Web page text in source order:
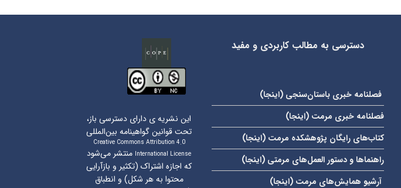
دسترسی به مطالب کاربردی و مفید
فصلنامه خبری باستان‌سنجی (اینجا)
فصلنامه خبری مرمت (اینجا)
کتاب‌های رایگان پژوهشکده مرمت (اینجا)
راهنماها و دستور العمل‌های مرمتی (اینجا)
آرشیو همایش‌های مرمت (اینجا)
این نشریه ی دارای دسترسی باز،
تحت قوانین گواهینامه بین‌المللی
Creative Commons Attribution 4.0
International License منتشر می‌شود
که اجازه اشتراک (تکثیر و بازآرایی
محتوا به هر شکل) و انطباق